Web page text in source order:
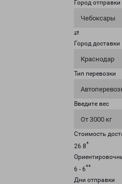
Город отправки
Чебоксары
⇄
Город доставки
Краснодар
Тип перевозки
Введите вес
От 3000 кг
Стоимость
26.8*
6 - 6**
Дни отправки